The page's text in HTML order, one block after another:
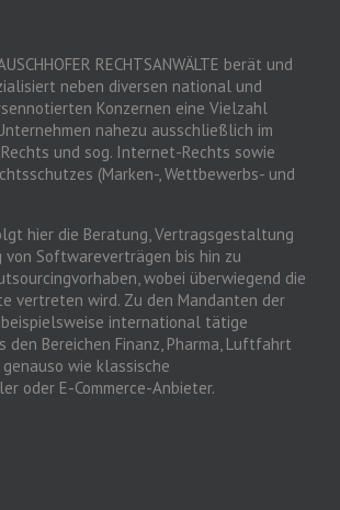
RECHTSANWÄLTE berät und
neben diversen national und
Konzernen eine Vielzahl
nahezu ausschließlich im
Rechts und sog. Internet-Rechts sowie
(Marken-, Wettbewerbs- und
hier die Beratung, Vertragsgestaltung
von Softwareverträgen bis hin zu
wobei überwiegend die
vertreten wird. Zu den Mandanten der
international tätige
den Bereichen Finanz, Pharma, Luftfahrt
wie klassische
oder E-Commerce-Anbieter.